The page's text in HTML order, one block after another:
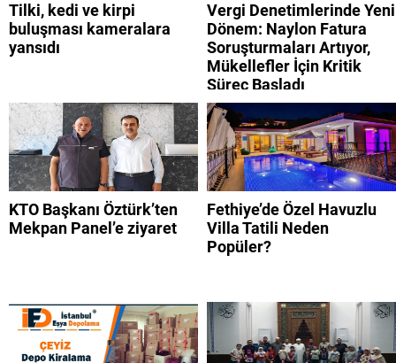
Tilki, kedi ve kirpi
buluşması kameralara
yansıdı
Vergi Denetimlerinde Yeni
Dönem: Naylon Fatura
Soruşturmaları Artıyor,
Mükellefler İçin Kritik
Süreç Başladı
KTO Başkanı Öztürk’ten
Mekpan Panel’e ziyaret
Fethiye’de Özel Havuzlu
Villa Tatili Neden
Popüler?